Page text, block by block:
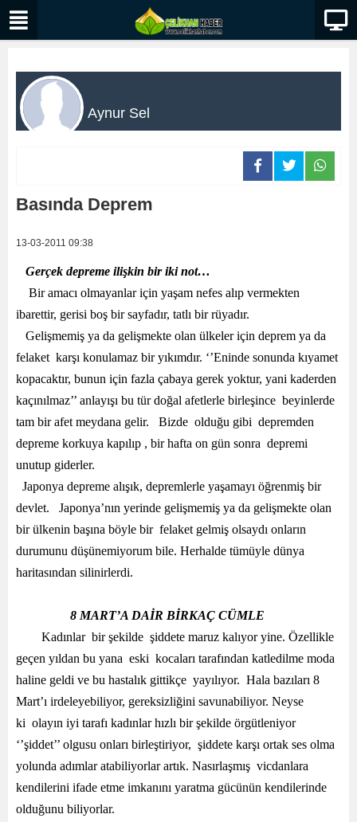
Aynur Sel
Basında Deprem
13-03-2011 09:38
Gerçek depreme ilişkin bir iki not…
Bir amacı olmayanlar için yaşam nefes alıp vermekten
ibarettir, gerisi boş bir sayfadır, tatlı bir rüyadır.
Gelişmemiş ya da gelişmekte olan ülkeler için deprem ya da
felaket karşı konulamaz bir yıkımdır. ‘’Eninde sonunda kıyamet
kopacaktır, bunun için fazla çabaya gerek yoktur, yani kaderden
kaçınılmaz’’ anlayışı bu tür doğal afetlerle birleşince beyinlerde
tam bir afet meydana gelir. Bizde olduğu gibi depremden
depreme korkuya kapılıp , bir hafta on gün sonra depremi
unutup giderler.
Japonya depreme alışık, depremlerle yaşamayı öğrenmiş bir
devlet. Japonya’nın yerinde gelişmemiş ya da gelişmekte olan
bir ülkenin başına böyle bir felaket gelmiş olsaydı onların
durumunu düşünemiyorum bile. Herhalde tümüyle dünya
haritasından silinirlerdi.
8 MART’A DAİR BİRKAÇ CÜMLE
Kadınlar bir şekilde şiddete maruz kalıyor yine. Özellikle
geçen yıldan bu yana eski kocaları tarafından katledilme moda
haline geldi ve bu hastalık gittikçe yayılıyor. Hala bazıları 8
Mart’ı irdeleyebiliyor, gereksizliğini savunabiliyor. Neyse
ki olayın iyi tarafı kadınlar hızlı bir şekilde örgütleniyor
‘’şiddet’’ olgusu onları birleştiriyor, şiddete karşı ortak ses olma
yolunda adımlar atabiliyorlar artık. Nasırlaşmış vicdanlara
kendilerini ifade etme imkanını yaratma gücünün kendilerinde
olduğunu biliyorlar.